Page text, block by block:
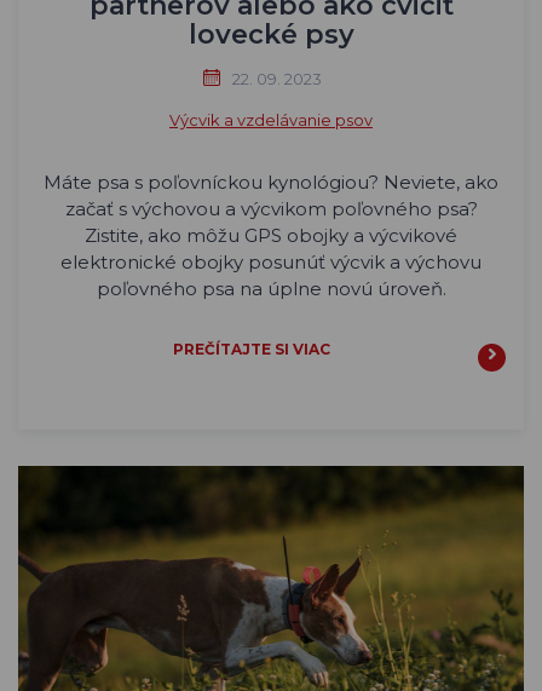
lovecké psy
22. 09. 2023
Výcvik a vzdelávanie psov
Máte psa s poľovníckou kynológiou? Neviete, ako
začať s výchovou a výcvikom poľovného psa?
Zistite, ako môžu GPS obojky a výcvikové
elektronické obojky posunúť výcvik a výchovu
poľovného psa na úplne novú úroveň.
PREČÍTAJTE SI VIAC